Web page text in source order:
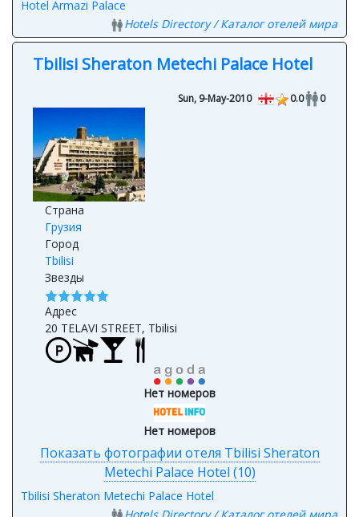
Hotels Directory / Каталог отелей мира
Tbilisi Sheraton Metechi Palace Hotel
Страна
Грузия
Город
Tbilisi
Звезды
Адрес
20 TELAVI STREET, Tbilisi
Нет номеров
Нет номеров
Показать фотографии отеля Tbilisi Sheraton
Metechi Palace Hotel (10)
Tbilisi Sheraton Metechi Palace Hotel
Hotels Directory / Каталог отелей мира